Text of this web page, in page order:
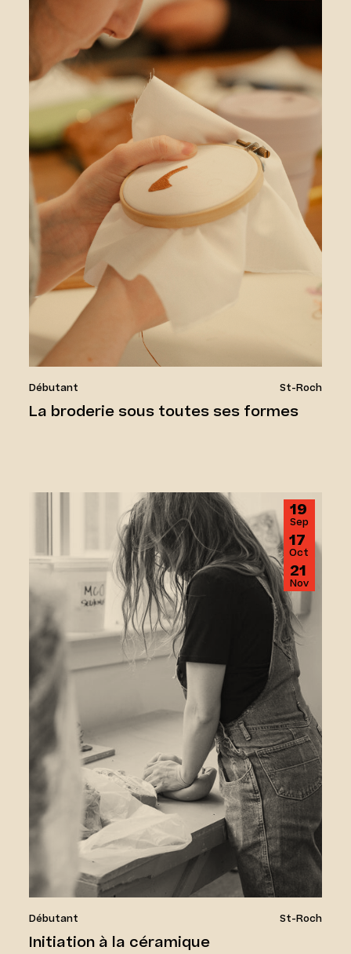
Débutant St-Roch
La broderie sous toutes ses formes
19
Sep
17
Oct
21
Nov
Débutant St-Roch
Initiation à la céramique
Initiation à la céramique